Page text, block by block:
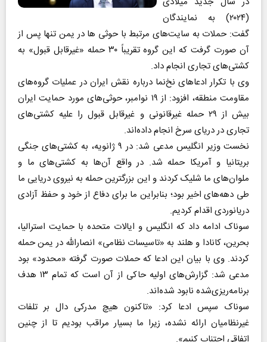
(۲۰۲۴) به نمایندگان
گفت: حملات به سایت‌های مرتبط با حوثی‌ ها در یمن تنها پس از
آن صورت گرفت که این گروه تقریباً ۳۰ حمله «غیرقابل قبول» به
کشتی‌های تجاری انجام داد.
وی با تکرار ادعا‌های نخ‌نما درباره نقش ایران در عملیات گروه‌های
مقاومت منطقه، افزود: از ۱۹ نوامبر، حوثی‌های مورد حمایت ایران
بیش از ۲۹ حمله غیرقانونی و غیرقابل قبول را علیه کشتی‌های
تجاری در دریای سرخ انجام داده‌اند.
نخست وزیر انگلیس مدعی شد: در ۹ ژانویه، به کشتی‌های جنگی
بریتانیا و آمریکا حمله شد. در واقع آن‌ها به کشتی‌های ما و
ملوان‌های ما شلیک کردند و این بزرگترین حمله به نیروی دریایی ما
طی دهه‌های اخیر بود؛ بنابراین ما برای دفاع از خود و حفظ آزادی
دریانوردی اقدام کردیم.
سوناک ادامه داد که انگلیس و ایالات متحده با حمایت استرالیا،
بحرین، کانادا و هلند به «تاسیسات نظامی» انصارالله در یمن حمله
کردند. وی با بیان این ادعا که حملات صورت گرفته «محدود» بود
مدعی شد: گزارش‌های اولیه حاکی از آن است که تمام ۱۳ هدف
برنامه‌ریزی‌شده نابود شده‌اند.
سوناک سپس ادعا کرد: «تاکنون هیچ مدرکی دال بر تلفات
غیرنظامیان ارائه نشده، زیرا ما بسیار مراقب بودیم تا از چنین